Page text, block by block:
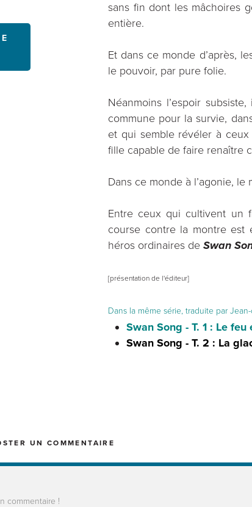
sans fin dont les mâchoires
entière.
Et dans ce monde d’après,
le pouvoir, par pure folie.
Néanmoins l’espoir
commune pour la survie,
et qui semble révéler à
fille capable de faire renaître
Dans ce monde à l’agonie,
Entre ceux qui cultivent un
course contre la montre
héros ordinaires de Swan
[présentation de l'éditeur]
Dans la même série, traduite par
Swan Song - T. 1 : Le
Swan Song - T. 2 : La
UN COMMENTAIRE
commentaire !